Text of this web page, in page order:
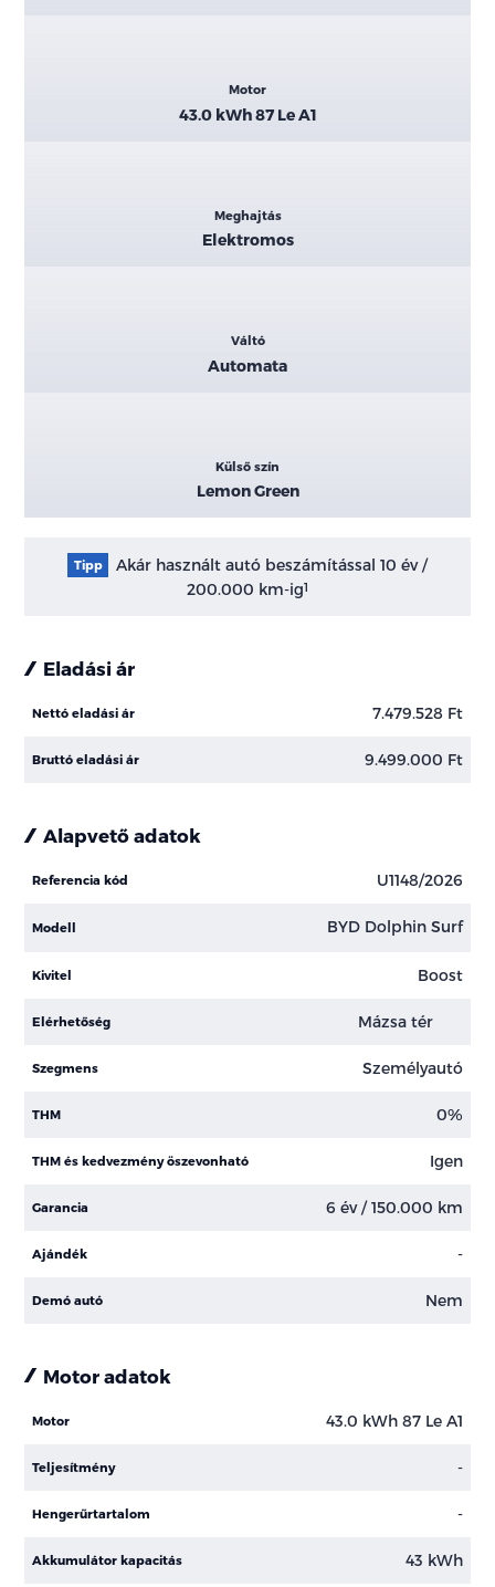
Motor
43.0 kWh 87 Le A1
Meghajtás
Elektromos
Váltó
Automata
Külső szín
Lemon Green
Tipp
Akár használt autó beszámítással 10 év /
200.000 km-ig1
Eladási ár
Nettó eladási ár 7.479.528 Ft
Bruttó eladási ár 9.499.000 Ft
Alapvető adatok
Referencia kód U1148/2026
Modell BYD Dolphin Surf
Kivitel Boost
Elérhetőség Mázsa tér
Szegmens Személyautó
THM 0%
THM és kedvezmény öszevonható Igen
Garancia 6 év / 150.000 km
Ajándék -
Demó autó Nem
Motor adatok
Motor 43.0 kWh 87 Le A1
Teljesítmény -
Hengerűrtartalom -
Akkumulátor kapacitás 43 kWh